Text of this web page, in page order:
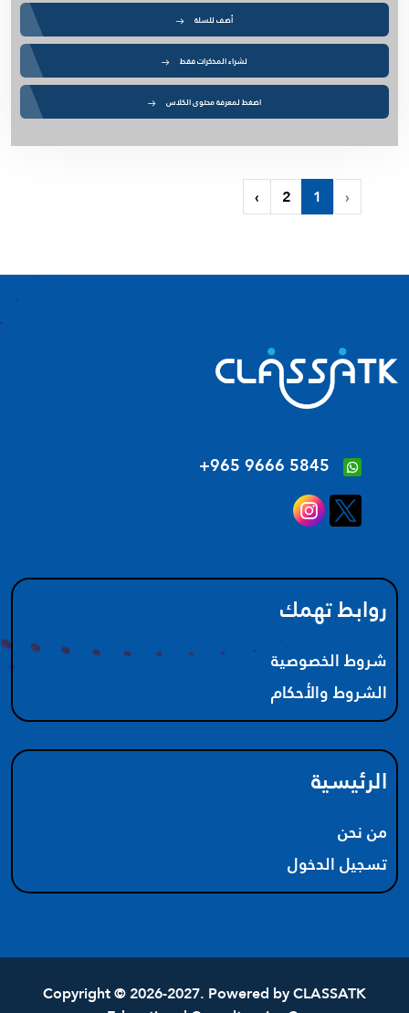
أضف للسلة
لشراء المذكرات فقط
اضغط لمعرفة محتوى الكلاس
‹
1
2
›
‪+965 9666 5845‬
روابط تهمك
شروط الخصوصية
الشروط والأحكام
الرئيسية
من نحن
تسجيل الدخول
Copyright © 2026-2027. Powered byCLASSATK